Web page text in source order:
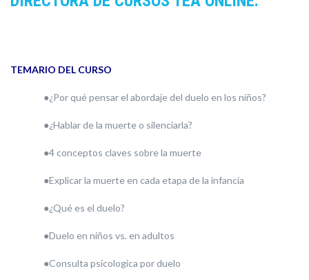
TEMARIO DEL CURSO
●¿Por qué pensar el abordaje del duelo en los niños?
●¿Hablar de la muerte o silenciarla?
●4 conceptos claves sobre la muerte
●Explicar la muerte en cada etapa de la infancia
●¿Qué es el duelo?
●Duelo en niños vs. en adultos
●Consulta psicologica por duelo